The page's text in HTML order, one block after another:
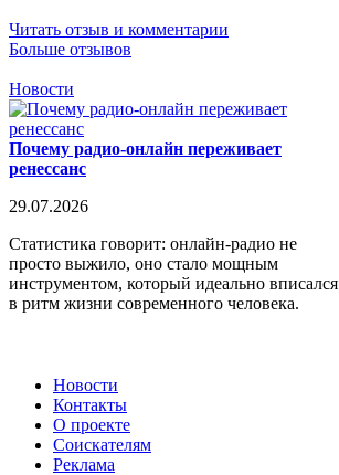
Читать отзыв и комментарии
Больше отзывов
Новости
Почему радио-онлайн переживает
ренессанс
29.07.2026
Статистика говорит: онлайн-радио не
просто выжило, оно стало мощным
инструментом, который идеально вписался
в ритм жизни современного человека.
Новости
Контакты
О проекте
Соискателям
Реклама